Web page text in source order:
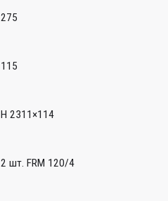
275
115
H 2311×114
2 шт. FRM 120/4